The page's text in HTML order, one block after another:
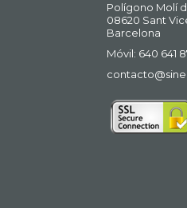
Polígono Molí
08620 Sant
Barcelona
Móvil: 640 641